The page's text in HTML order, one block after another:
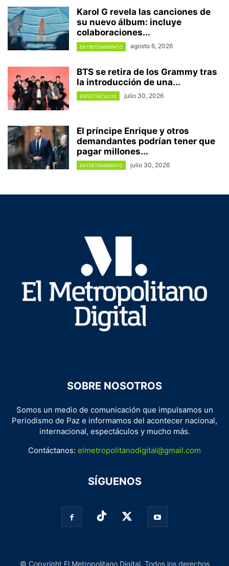
Karol G revela las canciones de
su nuevo álbum: incluye
colaboraciones...
ENTRETENIMIENTO agosto 6, 2026
BTS se retira de los Grammy tras
la introducción de una...
ESPECTÁCULOS julio 30, 2026
El príncipe Enrique y otros
demandantes podrían tener que
pagar millones...
ENTRETENIMIENTO julio 30, 2026
SOBRE NOSOTROS
Somos un medio de comunicación que impulsamos un
Periodismo de Paz e informamos del acontecer nacional,
internacional, espectáculos y mucho más.
Contáctanos: elmetropolitanodigital@gmail.com
SÍGUENOS
© Copyright El Metropolitano Digital. Todos los derechos